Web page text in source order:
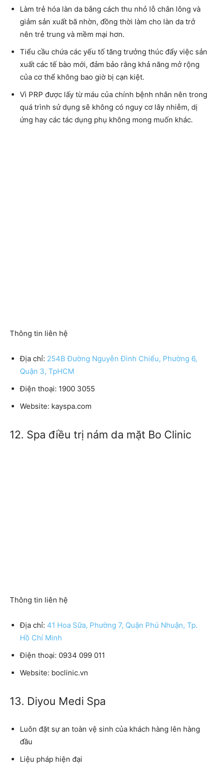
Làm trẻ hóa làn da bằng cách thu nhỏ lỗ chân lông và
giảm sản xuất bã nhờn, đồng thời làm cho làn da trở
nên trẻ trung và mềm mại hơn.
Tiểu cầu chứa các yếu tố tăng trưởng thúc đẩy việc sản
xuất các tế bào mới, đảm bảo rằng khả năng mở rộng
của cơ thể không bao giờ bị cạn kiệt.
Vì PRP được lấy từ máu của chính bệnh nhân nên trong
quá trình sử dụng sẽ không có nguy cơ lây nhiễm, dị
ứng hay các tác dụng phụ không mong muốn khác.
Thông tin liên hệ
Địa chỉ: 254B Đường Nguyễn Đình Chiểu, Phường 6,
Quận 3, TpHCM
Điện thoại: 1900 3055
Website: kayspa.com
12. Spa điều trị nám da mặt Bo Clinic
Thông tin liên hệ
Địa chỉ: 41 Hoa Sữa, Phường 7, Quận Phú Nhuận, Tp.
Hồ Chí Minh
Điện thoại: 0934 099 011
Website: boclinic.vn
13. Diyou Medi Spa
Luôn đặt sự an toàn vệ sinh của khách hàng lên hàng
đầu
Liệu pháp hiện đại